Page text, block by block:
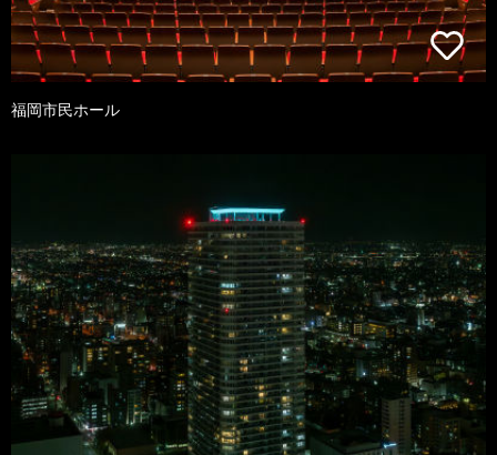
福岡市民ホール